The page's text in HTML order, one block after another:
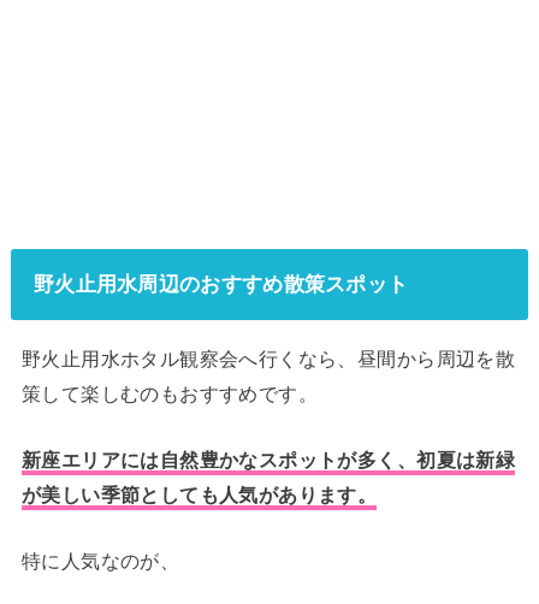
野火止用水周辺のおすすめ散策スポット
野火止用水ホタル観察会へ行くなら、昼間から周辺を散
策して楽しむのもおすすめです。
新座エリアには自然豊かなスポットが多く、初夏は新緑
が美しい季節としても人気があります。
特に人気なのが、